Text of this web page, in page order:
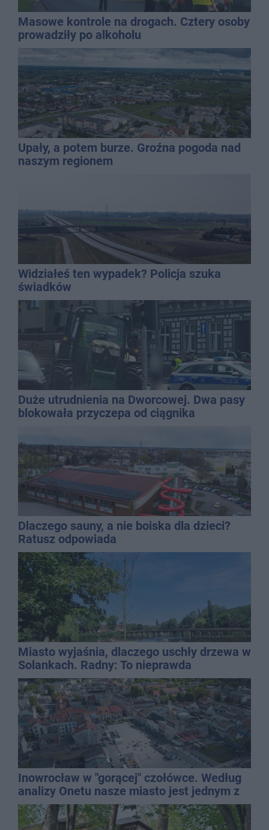
Masowe kontrole na drogach. Cztery osoby
prowadziły po alkoholu
Upały, a potem burze. Groźna pogoda nad
naszym regionem
Widziałeś ten wypadek? Policja szuka
świadków
Duże utrudnienia na Dworcowej. Dwa pasy
blokowała przyczepa od ciągnika
Dlaczego sauny, a nie boiska dla dzieci?
Ratusz odpowiada
Miasto wyjaśnia, dlaczego uschły drzewa w
Solankach. Radny: To nieprawda
Inowrocław w "gorącej" czołówce. Według
analizy Onetu nasze miasto jest jednym z
najbardziej narażonych na upały